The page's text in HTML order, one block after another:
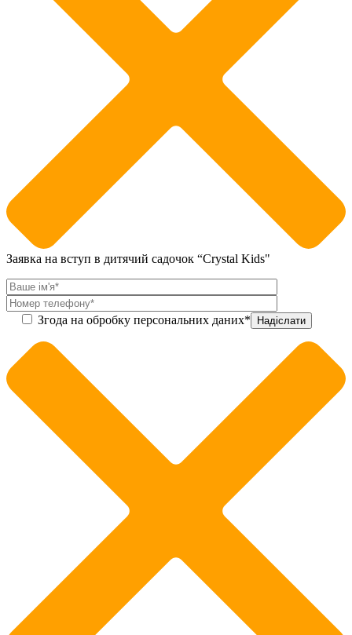
Заявка на вступ в дитячий садочок “Crystal Kids"
Згода на обробку персональних даних*